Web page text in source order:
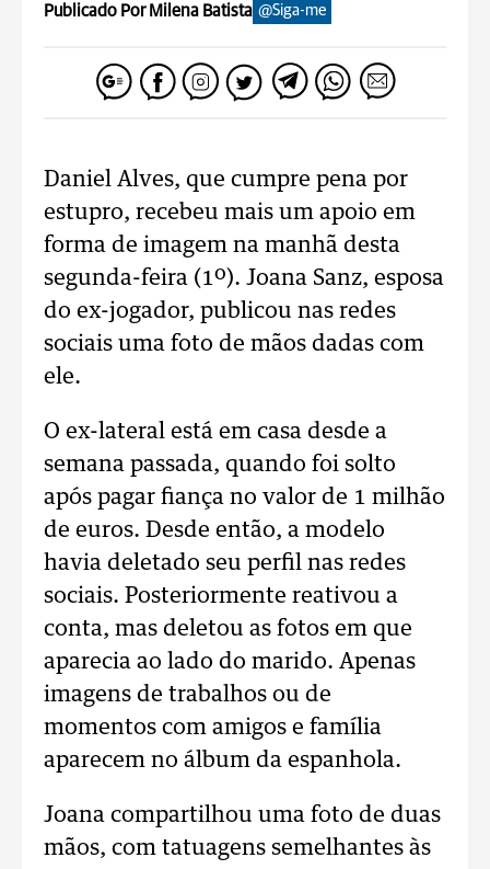
Publicado Por Milena Batista @Siga-me
Daniel Alves, que cumpre pena por
estupro, recebeu mais um apoio em
forma de imagem na manhã desta
segunda-feira (1º). Joana Sanz, esposa
do ex-jogador, publicou nas redes
sociais uma foto de mãos dadas com
ele.
O ex-lateral está em casa desde a
semana passada, quando foi solto
após pagar fiança no valor de 1 milhão
de euros. Desde então, a modelo
havia deletado seu perfil nas redes
sociais. Posteriormente reativou a
conta, mas deletou as fotos em que
aparecia ao lado do marido. Apenas
imagens de trabalhos ou de
momentos com amigos e família
aparecem no álbum da espanhola.
Joana compartilhou uma foto de duas
mãos, com tatuagens semelhantes às